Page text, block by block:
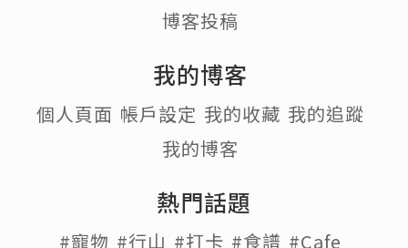
博客投稿
我的博客
個人頁面 帳戶設定 我的收藏 我的追蹤
我的博客
熱門話題
#寵物 #行山 #打卡 #食譜 #Cafe